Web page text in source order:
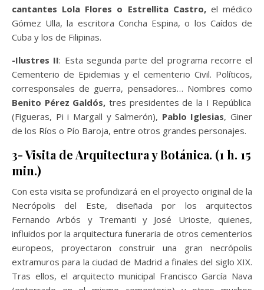
cantantes Lola Flores o Estrellita Castro,el médico
Gómez Ulla, la escritora Concha Espina, o los Caídos de
Cuba y los de Filipinas.
-Ilustres II: Esta segunda parte del programa recorre el
Cementerio de Epidemias y el cementerio Civil. Políticos,
corresponsales de guerra, pensadores… Nombres como
Benito Pérez Galdós, tres presidentes de la I República
(Figueras, Pi i Margall y Salmerón), Pablo Iglesias, Giner
de los Ríos o Pío Baroja, entre otros grandes personajes.
3- Visita de Arquitectura y Botánica. (1 h. 15
min.)
Con esta visita se profundizará en el proyecto original de la
Necrópolis del Este, diseñada por los arquitectos
Fernando Arbós y Tremanti y José Urioste, quienes,
influidos por la arquitectura funeraria de otros cementerios
europeos, proyectaron construir una gran necrópolis
extramuros para la ciudad de Madrid a finales del siglo XIX.
Tras ellos, el arquitecto municipal Francisco García Nava